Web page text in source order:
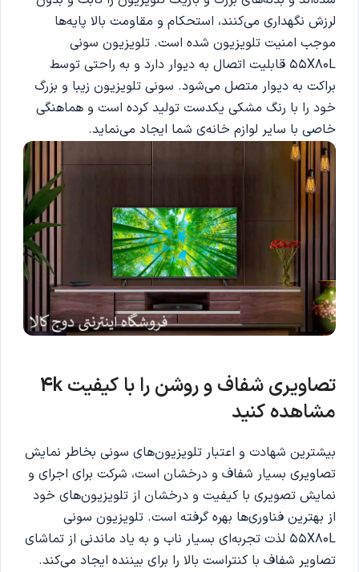
لرزش نگهداری می‌کنند، استحکام و مقاومت بالا پایه‌ها
موجب امنیت تلویزیون شده است. تلویزیون سونی
55X80L قابلیت اتصال به دیوار دارد و به راحتی توسط
براکت به دیوار متصل می‌شود. سونی تلویزیون زیبا و بزرگ
خود را با رنگ مشکی یکدست تولید کرده است و هماهنگی
خاصی با سایر لوازم خانه‌ی شما ایجاد می‌نماید.
تصاویری شفاف و روشن را با کیفیت 4k
مشاهده کنید
بیشترین شهادت و اعتبار تلویزیون‌های سونی بخاطر نمایش
تصاویری بسیار شفاف و درخشان است، شرکت برای اجرای و
نمایش تصویری با کیفیت و درخشان از تلویزیون‌های خود
از بهترین فناوری‌ها بهره گرفته است. تلویزیون سونی
55X80L لذت تجربه‌ای بسیار ناب و به یاد ماندنی از تماشای
تصاویر شفاف با کنتراست بالا را برای بیننده ایجاد می‌کند.